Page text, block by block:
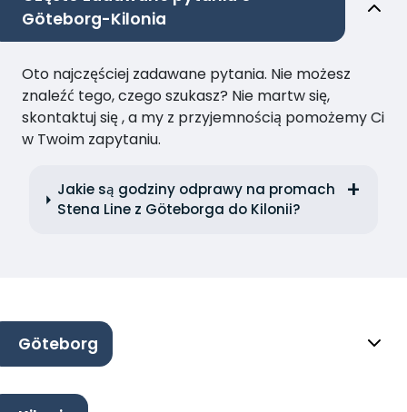
Göteborg-Kilonia
Oto najczęściej zadawane pytania. Nie możesz
znaleźć tego, czego szukasz? Nie martw się,
skontaktuj się , a my z przyjemnością pomożemy Ci
w Twoim zapytaniu.
Jakie są godziny odprawy na promach
Stena Line z Göteborga do Kilonii?
Göteborg